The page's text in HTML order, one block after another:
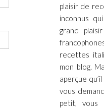
plaisir de
inconnus
grand
recettes
mon blog.
aperçue
vous
petit, vous